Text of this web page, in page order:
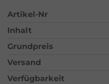
Artikel-Nr
Inhalt
Grundpreis
Versand
Verfügbarkeit